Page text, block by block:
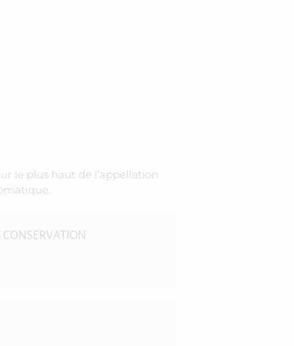
le plus haut de l’appellation